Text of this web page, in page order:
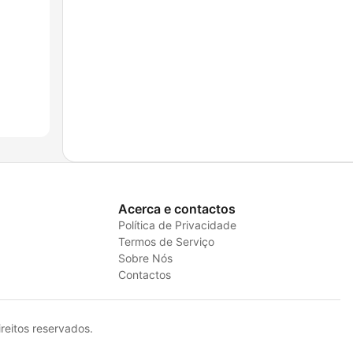
Acerca e contactos
Política de Privacidade
Termos de Serviço
Sobre Nós
Contactos
reservados.